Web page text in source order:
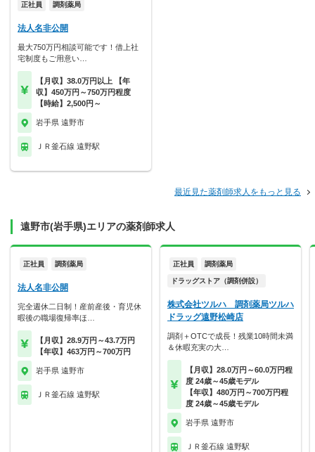
正社員 調剤薬局
法人名非公開
最大750万円相談可能です！借上社
宅制度もご用意い…
【月収】38.0万円以上 【年
収】450万円～750万円程度
【時給】2,500円～
岩手県 遠野市
ＪＲ釜石線 遠野駅
最近見た薬剤師求人をもっと見る
遠野市(岩手県)エリアの薬剤師求人
正社員 調剤薬局
法人名非公開
完全週休二日制！産前産後・育児休
暇後の職場復帰率ほ…
【月収】28.9万円～43.7万円
【年収】463万円～700万円
岩手県 遠野市
ＪＲ釜石線 遠野駅
正社員 調剤薬局
ドラッグストア（調剤併設）
株式会社ツルハ 調剤薬局ツルハ
ドラッグ遠野松崎店
調剤＋OTCで成長！残業10時間未満
＆休暇充実の大…
【月収】28.0万円～60.0万円程
度 24歳～45歳モデル
【年収】480万円～700万円程
度 24歳～45歳モデル
岩手県 遠野市
ＪＲ釜石線 遠野駅